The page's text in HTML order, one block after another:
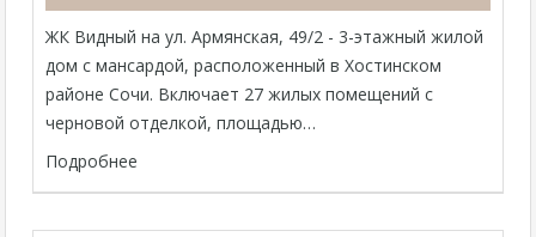
ЖК Видный на ул. Армянская, 49/2 - 3-этажный жилой
дом с мансардой, расположенный в Хостинском
районе Сочи. Включает 27 жилых помещений с
черновой отделкой, площадью…
Подробнее